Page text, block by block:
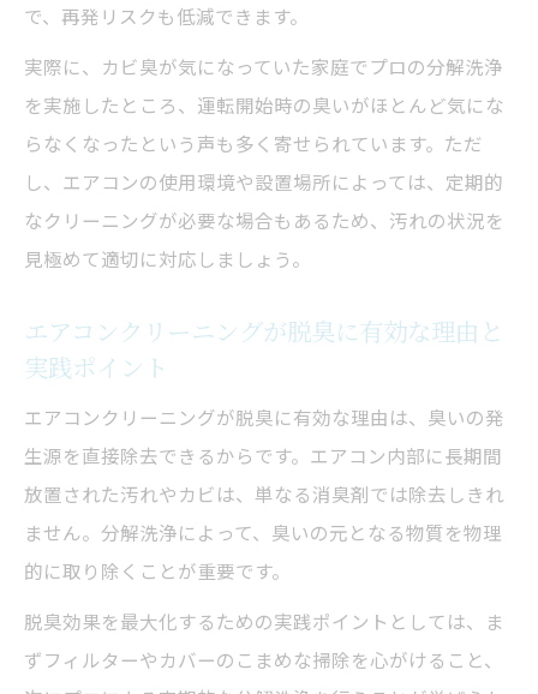
エアコンクリーニングで日常の臭いを軽減
するコツ
自分でできる簡単な脱臭クリーニングの方
法
臭いが強い場合のエアコンクリーニング依
頼タイミング
家庭で実践できるエアコン臭い対策の裏技
する秘訣
脱臭に強いクリーニング方法の選択ポイン
ト
効果
で、再発リスクも低減できます。
実際に、カビ臭が気になっていた家庭でプロの分解洗浄
を実施したところ、運転開始時の臭いがほとんど気にな
らなくなったという声も多く寄せられています。ただ
し、エアコンの使用環境や設置場所によっては、定期的
なクリーニングが必要な場合もあるため、汚れの状況を
見極めて適切に対応しましょう。
エアコンクリーニングが脱臭に有効な理由と
実践ポイント
エアコンクリーニングが脱臭に有効な理由は、臭いの発
生源を直接除去できるからです。エアコン内部に長期間
放置された汚れやカビは、単なる消臭剤では除去しきれ
ません。分解洗浄によって、臭いの元となる物質を物理
的に取り除くことが重要です。
脱臭効果を最大化するための実践ポイントとしては、ま
ずフィルターやカバーのこまめな掃除を心がけること、